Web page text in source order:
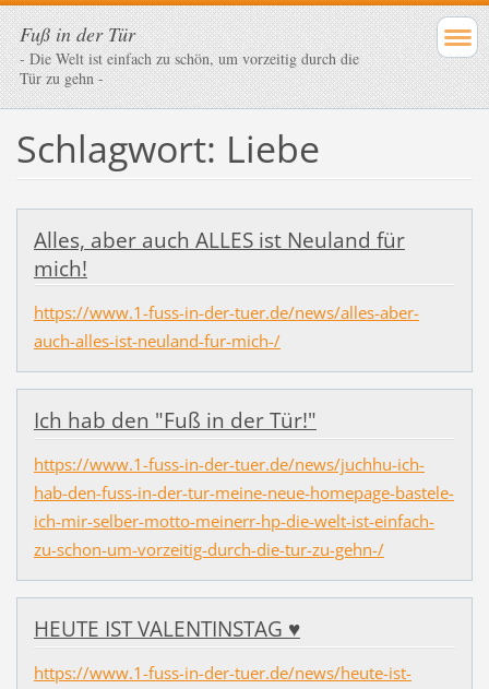
Fuß in der Tür
- Die Welt ist einfach zu schön, um vorzeitig durch die
Tür zu gehn -
Schlagwort: Liebe
Alles, aber auch ALLES ist Neuland für
mich!
https://www.1-fuss-in-der-tuer.de/news/alles-aber-
auch-alles-ist-neuland-fur-mich-/
Ich hab den "Fuß in der Tür!"
https://www.1-fuss-in-der-tuer.de/news/juchhu-ich-
hab-den-fuss-in-der-tur-meine-neue-homepage-bastele-
ich-mir-selber-motto-meinerr-hp-die-welt-ist-einfach-
zu-schon-um-vorzeitig-durch-die-tur-zu-gehn-/
HEUTE IST VALENTINSTAG ♥
https://www.1-fuss-in-der-tuer.de/news/heute-ist-